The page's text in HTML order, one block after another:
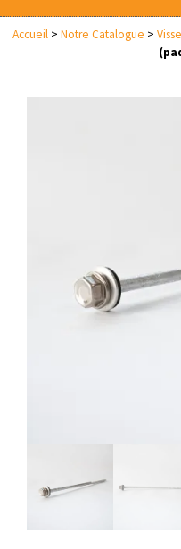
Accueil> Notre Catalogue >